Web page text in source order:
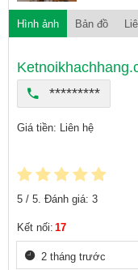
Hình ảnh Bản đồ
*********
Giá tiền: Liên hệ
5 / 5. Đánh giá: 3
Kết nối: 17
2 tháng trước